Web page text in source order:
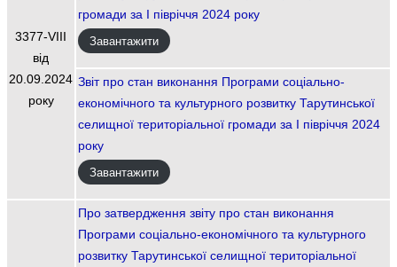
3377-VIIІ
від
20.09.2024
року
громади за І півріччя 2024 року
Завантажити
Звіт про стан виконання Програми соціально-
економічного та культурного розвитку Тарутинської
селищної територіальної громади за І півріччя 2024
року
Завантажити
Про затвердження звіту про стан виконання
Програми соціально-економічного та культурного
розвитку Тарутинської селищної територіальної